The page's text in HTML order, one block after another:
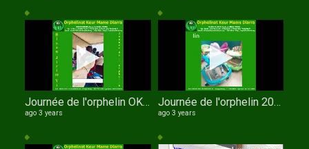
Journée de l'orphelin OKMD les pensionnaires récitent le Coran
ago 3 years
Journée de l'orphelin 2023
ago 3 years